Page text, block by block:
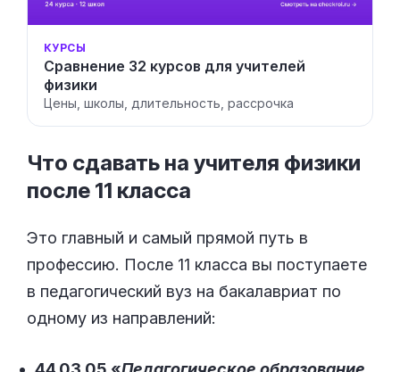
КУРСЫ
Сравнение 32 курсов для учителей
физики
Цены, школы, длительность, рассрочка
Что сдавать на учителя физики
после 11 класса
Это главный и самый прямой путь в
профессию. После 11 класса вы поступаете
в педагогический вуз на бакалавриат по
одному из направлений: